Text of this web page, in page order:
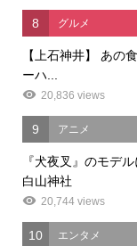
8 グルメ
【上石神井】 あの
ーハ...
20,836 views
9 アニメ
『犬夜叉』のモデ
白山神社
20,744 views
10 エンタメ